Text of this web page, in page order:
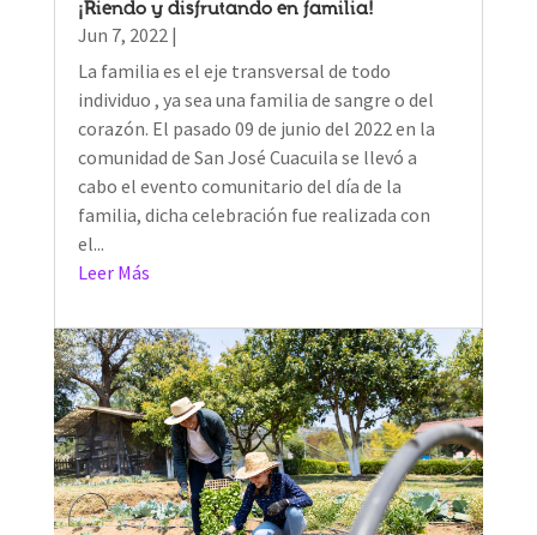
¡Riendo y disfrutando en familia!
Jun 7, 2022|
La familia es el eje transversal de todo
individuo , ya sea una familia de sangre o del
corazón. El pasado 09 de junio del 2022 en la
comunidad de San José Cuacuila se llevó a
cabo el evento comunitario del día de la
familia, dicha celebración fue realizada con
el...
Leer Más